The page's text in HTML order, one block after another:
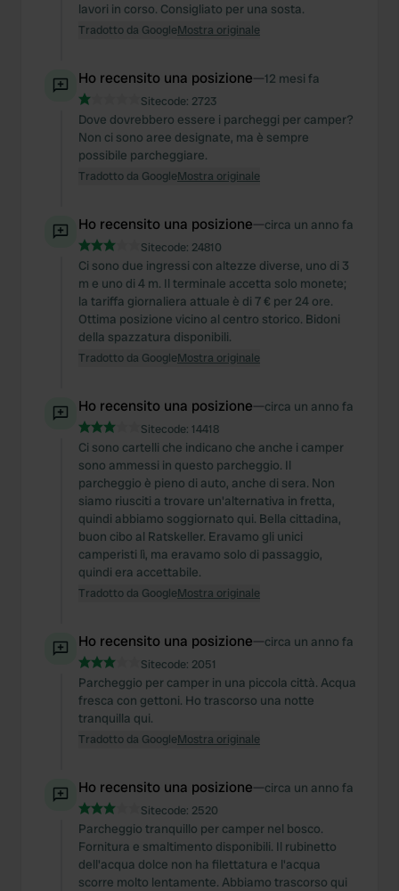
lavori in corso. Consigliato per una sosta.
Tradotto da GoogleMostra originale
Ho recensito una posizione—12 mesi fa
Sitecode: 2723
Dove dovrebbero essere i parcheggi per camper?
Non ci sono aree designate, ma è sempre
possibile parcheggiare.
Tradotto da GoogleMostra originale
Ho recensito una posizione—circa un anno fa
Sitecode: 24810
Ci sono due ingressi con altezze diverse, uno di 3
m e uno di 4 m. Il terminale accetta solo monete;
la tariffa giornaliera attuale è di 7 € per 24 ore.
Ottima posizione vicino al centro storico. Bidoni
della spazzatura disponibili.
Tradotto da GoogleMostra originale
Ho recensito una posizione—circa un anno fa
Sitecode: 14418
Ci sono cartelli che indicano che anche i camper
sono ammessi in questo parcheggio. Il
parcheggio è pieno di auto, anche di sera. Non
siamo riusciti a trovare un'alternativa in fretta,
quindi abbiamo soggiornato qui. Bella cittadina,
buon cibo al Ratskeller. Eravamo gli unici
camperisti lì, ma eravamo solo di passaggio,
quindi era accettabile.
Tradotto da GoogleMostra originale
Ho recensito una posizione—circa un anno fa
Sitecode: 2051
Parcheggio per camper in una piccola città. Acqua
fresca con gettoni. Ho trascorso una notte
tranquilla qui.
Tradotto da GoogleMostra originale
Ho recensito una posizione—circa un anno fa
Sitecode: 2520
Parcheggio tranquillo per camper nel bosco.
Fornitura e smaltimento disponibili. Il rubinetto
dell'acqua dolce non ha filettatura e l'acqua
scorre molto lentamente. Abbiamo trascorso qui